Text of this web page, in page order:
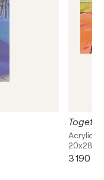
20x28in
3 190